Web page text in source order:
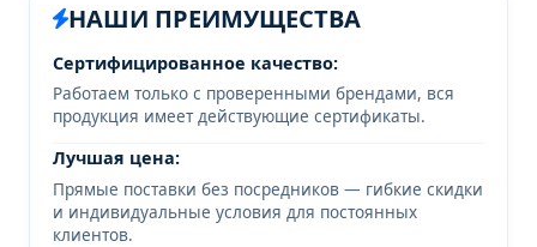
НАШИ ПРЕИМУЩЕСТВА
Сертифицированное качество:
Работаем только с проверенными брендами, вся
продукция имеет действующие сертификаты.
Лучшая цена:
Прямые поставки без посредников — гибкие скидки
и индивидуальные условия для постоянных
клиентов.